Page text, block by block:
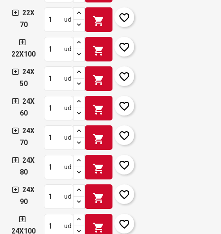
22X
70
ud shopping_cart favorite_border
22X100
ud shopping_cart favorite_border
24X
50
ud shopping_cart favorite_border
24X
60
ud shopping_cart favorite_border
24X
70
ud shopping_cart favorite_border
24X
80
ud shopping_cart favorite_border
24X
90
ud shopping_cart favorite_border
24X100
ud shopping_cart favorite_border